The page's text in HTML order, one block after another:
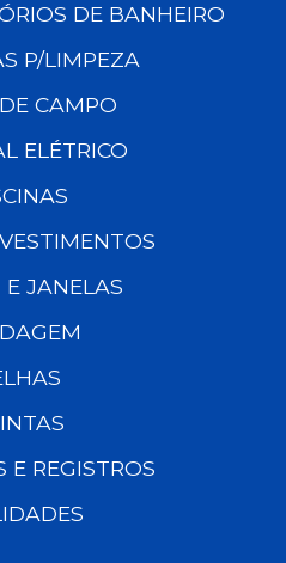
DE BANHEIRO
P/LIMPEZA
CAMPO
ELÉTRICO
E JANELAS
E REGISTROS